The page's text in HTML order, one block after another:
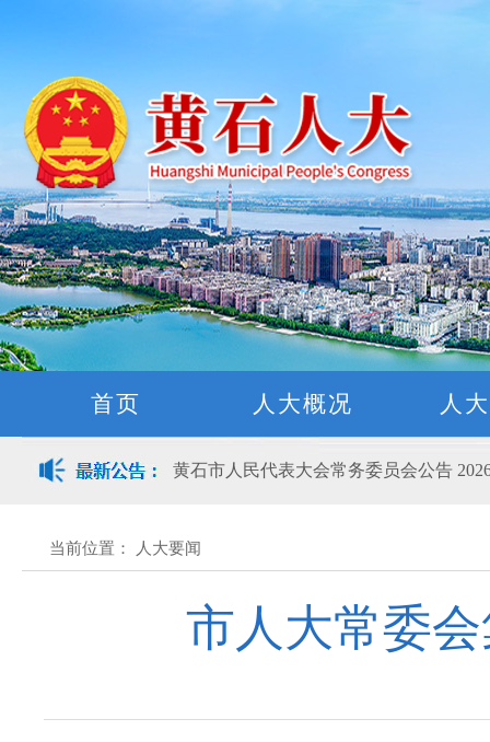
首页 人大概况 人
黄石市人民代表大会常务委员会公告
关于征集立法工作规划（2027年—2031
关于征求《黄石市停车场建设管理条例
公开征集“扩大内需大力提振消费”社会
黄石市人民代表大会常务委员会公告
黄石市人民代表大会常务委员会公告
黄石市人民代表大会常务委员会公告
当前位置： 人大要闻
市人大常委